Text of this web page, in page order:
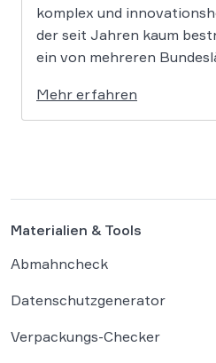
komplex und
der seit Jahren kaum
ein von mehreren
schaffen. Der Ansatz ist
Mehr erfahren
Materialien & Tools
Abmahncheck
Datenschutzgenerator
Verpackungs-Checker